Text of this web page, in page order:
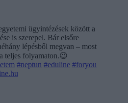
ügyintézések között a
is szerepel. Bár elsőre
lépésből megvan – most
teljes folyamaton.😉
#neptun #eduline #foryou